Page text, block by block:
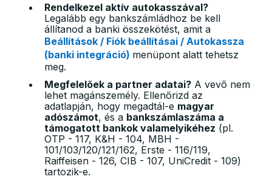
Rendelkezel aktív autokasszával?
Legalább egy bankszámládhoz be kell
állítanod a banki összekötést, amit a
Beállítások / Fiók beállításai / Autokassza
(banki integráció) menüpont alatt tehetsz
meg.
Megfelelőek a partner adatai? A vevő nem
lehet magánszemély. Ellenőrizd az
adatlapján, hogy megadtál-e magyar
adószámot, és a bankszámlaszáma a
támogatott bankok valamelyikéhez (pl.
OTP - 117, K&H - 104, MBH -
101/103/120/121/162, Erste - 116/119,
Raiffeisen - 126, CIB - 107, UniCredit - 109)
tartozik-e.